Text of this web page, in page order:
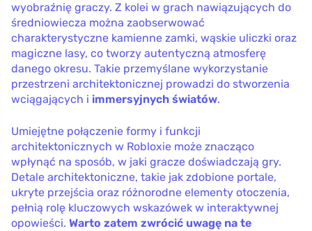
wyobraźnię graczy. Z kolei w grach nawiązujących do
średniowiecza można zaobserwować
charakterystyczne kamienne zamki, wąskie uliczki oraz
magiczne lasy, co tworzy autentyczną atmosferę
danego okresu. Takie przemyślane wykorzystanie
przestrzeni architektonicznej prowadzi do stworzenia
wciągających i immersyjnych światów.
Umiejętne połączenie formy i funkcji
architektonicznych w Robloxie może znacząco
wpłynąć na sposób, w jaki gracze doświadczają gry.
Detale architektoniczne, takie jak zdobione portale,
ukryte przejścia oraz różnorodne elementy otoczenia,
pełnią rolę kluczowych wskazówek w interaktywnej
opowieści. Warto zatem zwrócić uwagę na te